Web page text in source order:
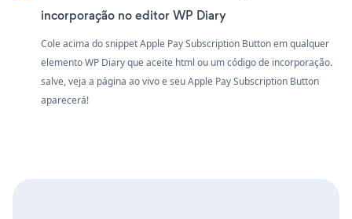
incorporação no editor WP Diary
Cole acima do snippet Apple Pay Subscription Button em qualquer
elemento WP Diary que aceite html ou um código de incorporação.
salve, veja a página ao vivo e seu Apple Pay Subscription Button
aparecerá!